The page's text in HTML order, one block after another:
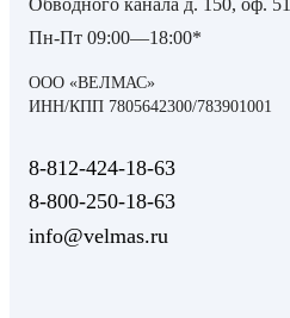
Пн-Пт 09:00—18:00*
ООО «ВЕЛМАС»
ИНН/КПП 7805642300/783901001
8‑812‑424‑18‑63
8‑800‑250‑18‑63
info@velmas.ru